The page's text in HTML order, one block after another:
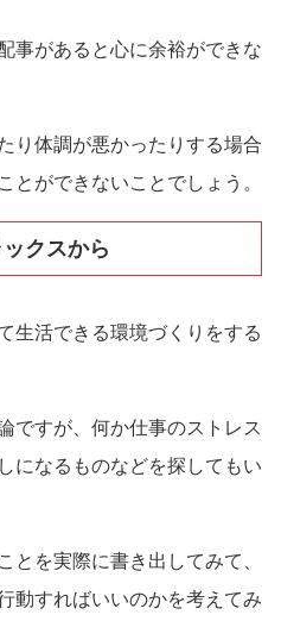
事があると心に余裕ができな
り体調が悪かったりする場合
とができないことでしょう。
クスから
生活できる環境づくりをする
ですが、何か仕事のストレス
になるものなどを探してもい
とを実際に書き出してみて、
動すればいいのかを考えてみ